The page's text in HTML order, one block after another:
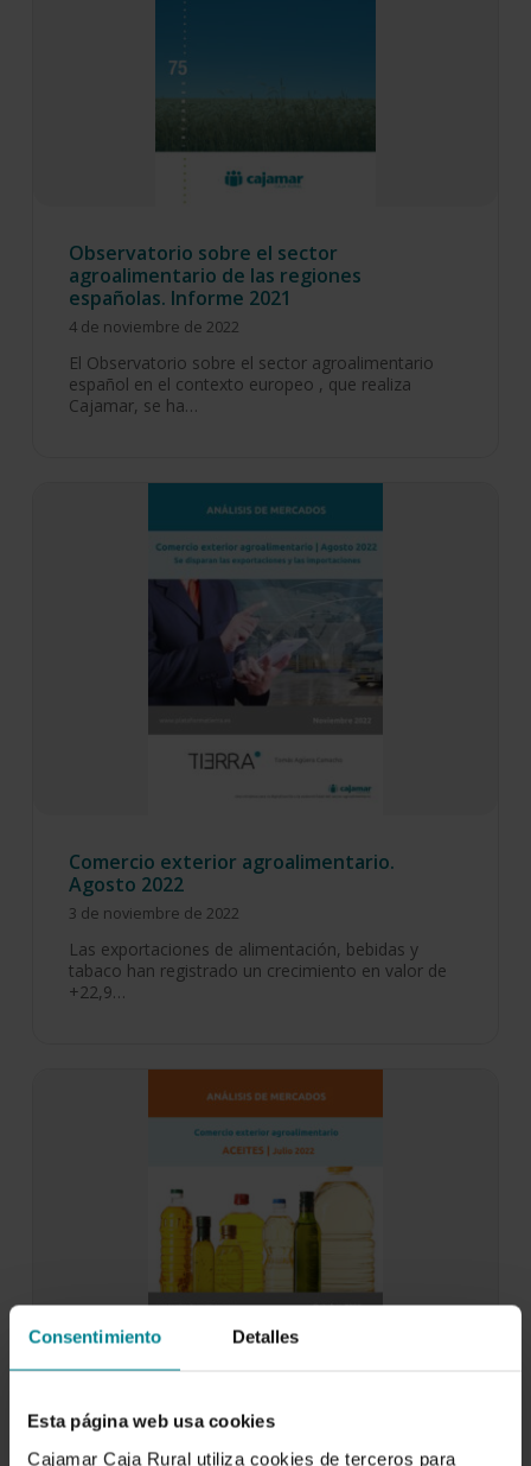
Consentimiento Detalles
Esta página web usa cookies
Cajamar Caja Rural utiliza cookies de terceros para
Observatorio sobre el sector
agroalimentario de las regiones
españolas. Informe 2021
4 de noviembre de 2022
El Observatorio sobre el sector agroalimentario
español en el contexto europeo , que realiza
Cajamar, se ha…
Comercio exterior agroalimentario.
Agosto 2022
3 de noviembre de 2022
Las exportaciones de alimentación, bebidas y
tabaco han registrado un crecimiento en valor de
+22,9…
Comercio exterior agroalimentario |